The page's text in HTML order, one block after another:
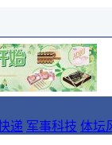
递 军事科技 体坛